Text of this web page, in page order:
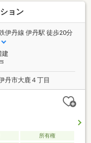
ョン
伊丹線 伊丹駅 徒歩20分
建
丹市大鹿４丁目
所有権